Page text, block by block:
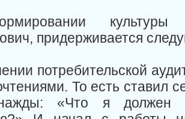
культуры
придерживается
потребительской
То есть ставил
«Что я должен